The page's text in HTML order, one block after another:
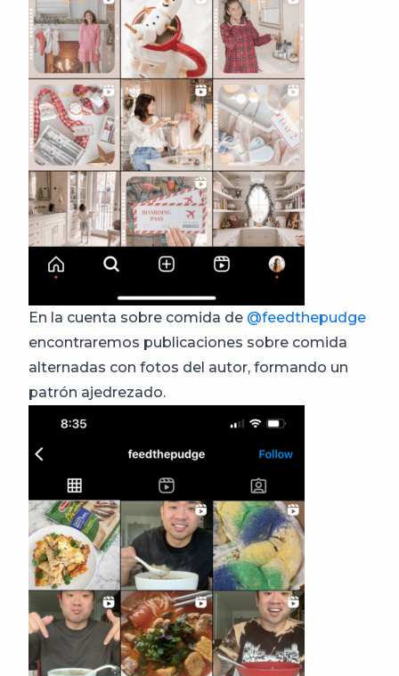
En la cuenta sobre comida de @feedthepudge
encontraremos publicaciones sobre comida
alternadas con fotos del autor, formando un
patrón ajedrezado.